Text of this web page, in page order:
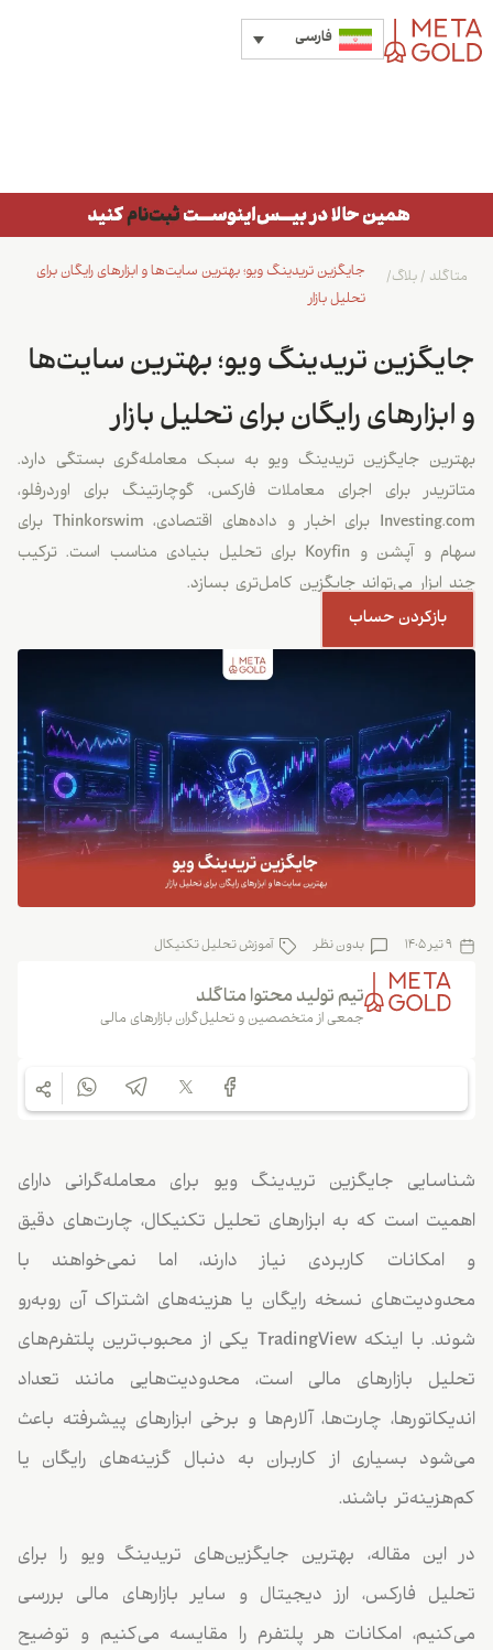
فارسی
جایگزین تریدینگ ویو؛ بهترین سایت‌ها و ابزارهای رایگان برای
تحلیل بازار
متاگلد /بلاگ/
جایگزین تریدینگ ویو؛ بهترین سایت‌ها
و ابزارهای رایگان برای تحلیل بازار
بهترین جایگزین تریدینگ ویو به سبک معامله‌گری بستگی دارد.
متاتریدر برای اجرای معاملات فارکس، گوچارتینگ برای اوردرفلو،
Investing.com برای اخبار و داده‌های اقتصادی، Thinkorswim برای
سهام و آپشن و Koyfin برای تحلیل بنیادی مناسب است. ترکیب
چند ابزار می‌تواند جایگزین کامل‌تری بسازد.
بازکردن حساب
9 تیر 1405 بدون نظر آموزش تحلیل تکنیکال
تیم تولید محتوا متاگلد
جمعی از متخصصین و تحلیل‌گران بازارهای مالی
شناسایی جایگزین تریدینگ ویو برای معامله‌گرانی دارای
اهمیت است که به ابزارهای تحلیل تکنیکال، چارت‌های دقیق
و امکانات کاربردی نیاز دارند، اما نمی‌خواهند با
محدودیت‌های نسخه رایگان یا هزینه‌های اشتراک آن روبه‌رو
شوند. با اینکه TradingView یکی از محبوب‌ترین پلتفرم‌های
تحلیل بازارهای مالی است، محدودیت‌هایی مانند تعداد
اندیکاتورها، چارت‌ها، آلارم‌ها و برخی ابزارهای پیشرفته باعث
می‌شود بسیاری از کاربران به دنبال گزینه‌های رایگان یا
کم‌هزینه‌تر باشند.
در این مقاله، بهترین جایگزین‌های تریدینگ ویو را برای
تحلیل فارکس، ارز دیجیتال و سایر بازارهای مالی بررسی
می‌کنیم، امکانات هر پلتفرم را مقایسه می‌کنیم و توضیح